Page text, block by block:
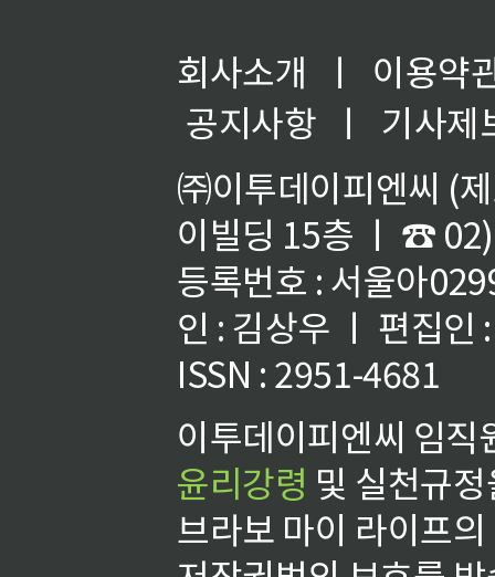
회사소개 ㅣ
이용약
공지사항
ㅣ
기사제
㈜이투데이피엔씨 (
이빌딩 15층 ㅣ ☎
등록번호 : 서울아
인 : 김상우 ㅣ 편집인
ISSN : 2951-4681
이투데이피엔씨 임
윤리강령 및 실천규
브라보 마이 라이프